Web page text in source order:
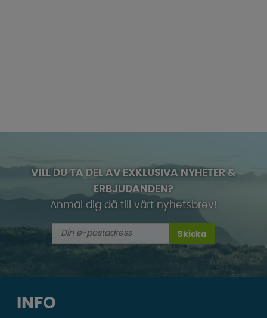
VILL DU TA DEL AV EXKLUSIVA NYHETER &
ERBJUDANDEN?
Anmäl dig då till vårt nyhetsbrev!
Skicka
INFO